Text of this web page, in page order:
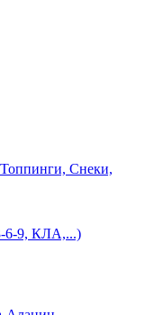
Снеки,
6-9, КЛА,...)